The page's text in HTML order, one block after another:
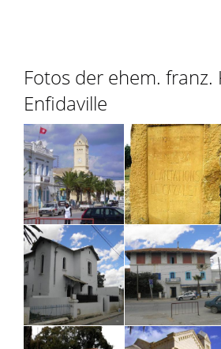
Fotos der ehem.
Enfidaville